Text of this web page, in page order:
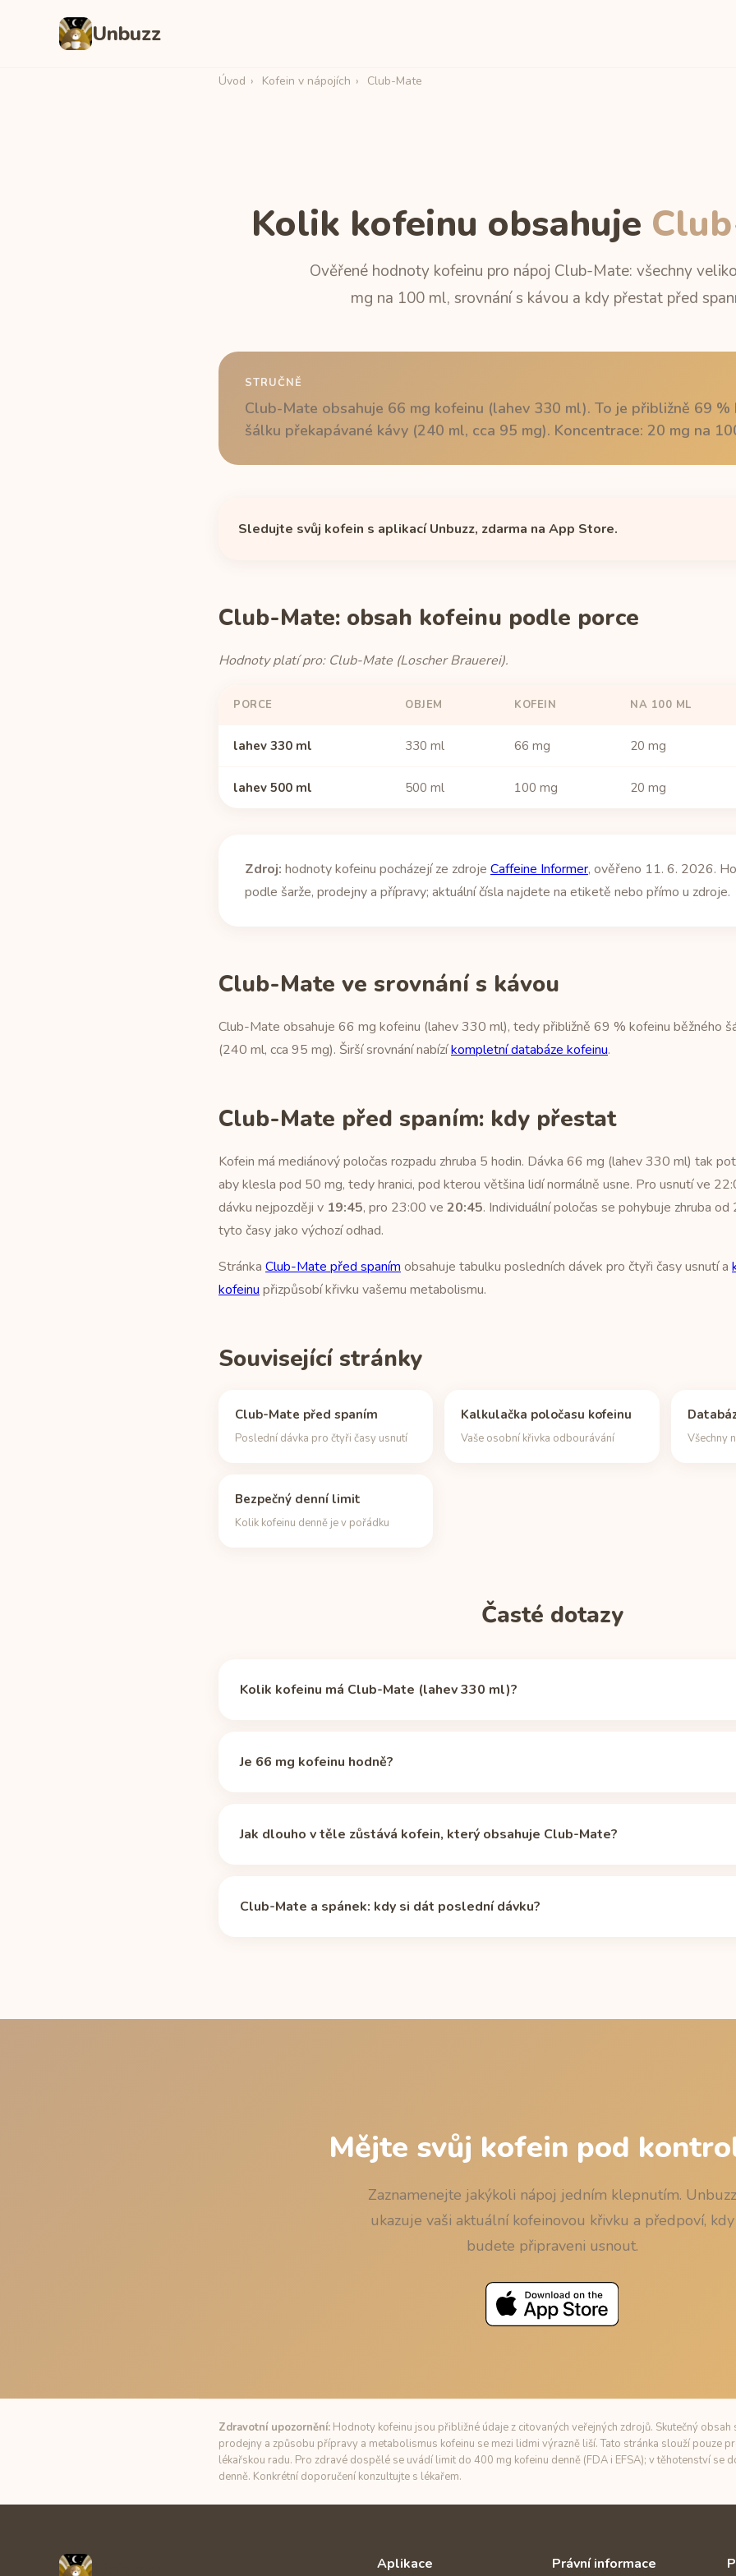
Unbuzz
Úvod › Kofein v nápojích › Club-Mate
Kolik kofeinu obsahuje
Ověřené hodnoty kofeinu pro nápoj Club-Mate: všechny
mg na 100 ml, srovnání s kávou a kdy přestat před
STRUČNĚ
Club-Mate obsahuje 66 mg kofeinu (lahev 330 ml). To je přibližně 69 %
šálku překapávané kávy (240 ml, cca 95 mg). Koncentrace: 20 mg na
Sledujte svůj kofein s aplikací Unbuzz, zdarma na App Store.
Club-Mate: obsah kofeinu podle porce
Hodnoty platí pro: Club-Mate (Loscher Brauerei).
PORCE OBJEM KOFEIN NA 100 ML
lahev 330 ml 330 ml 66 mg 20 mg
lahev 500 ml 500 ml 100 mg 20 mg
Zdroj: hodnoty kofeinu pocházejí ze zdroje Caffeine Informer, ověřeno 11. 6. 2026.
podle šarže, prodejny a přípravy; aktuální čísla najdete na etiketě nebo přímo u zdroje.
Club-Mate ve srovnání s kávou
Club-Mate obsahuje 66 mg kofeinu (lahev 330 ml), tedy přibližně 69 % kofeinu běžného
(240 ml, cca 95 mg). Širší srovnání nabízíkompletní databáze kofeinu.
Club-Mate před spaním: kdy přestat
Kofein má mediánový poločas rozpadu zhruba 5 hodin. Dávka 66 mg (lahev 330 ml) tak
aby klesla pod 50 mg, tedy hranici, pod kterou většina lidí normálně usne. Pro usnutí ve
dávku nejpozději v 19:45, pro 23:00 ve 20:45. Individuální poločas se pohybuje zhruba
tyto časy jako výchozí odhad.
Stránka Club-Mate před spaním obsahuje tabulku posledních dávek pro čtyři časy usnutí a
kofeinu přizpůsobí křivku vašemu metabolismu.
Související stránky
Club-Mate před spaním
Poslední dávka pro čtyři časy usnutí
Kalkulačka poločasu kofeinu
Vaše osobní křivka odbourávání Všechny
Bezpečný denní limit
Kolik kofeinu denně je v pořádku
Časté dotazy
Kolik kofeinu má Club-Mate (lahev 330 ml)?
Je 66 mg kofeinu hodně?
Jak dlouho v těle zůstává kofein, který obsahuje Club-Mate?
zhruba od 2 do 12 hodin. Vlastní křivku si spočítáte vkalkulačce poločasu kofeinu
Club-Mate a spánek: kdy si dát poslední dávku?
Mějte svůj kofein pod
Zaznamenejte jakýkoli nápoj jedním klepnutím. Unbuzz
ukazuje vaši aktuální kofeinovou křivku a předpoví, kdy
budete připraveni usnout.
Zdravotní upozornění: Hodnoty kofeinu jsou přibližné údaje z citovaných veřejných zdrojů. Skutečný obsah
prodejny a způsobu přípravy a metabolismus kofeinu se mezi lidmi výrazně liší. Tato stránka slouží pouze
lékařskou radu. Pro zdravé dospělé se uvádí limit do 400 mg kofeinu denně (FDA i EFSA); v těhotenství se
denně. Konkrétní doporučení konzultujte s lékařem.
Aplikace Právní informace